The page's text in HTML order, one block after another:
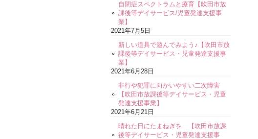
自閉症スペクトラムと療育【吹田市放
課後等デイサービス/児童発達支援事
業】
2021年7月5日
新しい道具で遊んでみよう♪【吹田市放
課後等デイサービス・児童発達支援事
業】
2021年6月28日
非行や犯罪に向かいやすい二次障害
【吹田市放課後等デイサービス・児童
発達支援事業】
2021年6月21日
晴れた日にたまねぎを 【吹田市放課
後等デイサービス・児童発達支援事